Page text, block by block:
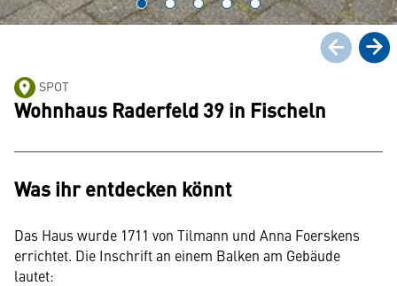
SPOT
Wohnhaus Raderfeld 39 in Fischeln
Was ihr entdecken könnt
Das Haus wurde 1711 von Tilmann und Anna Foerskens
errichtet. Die Inschrift an einem Balken am Gebäude
lautet: